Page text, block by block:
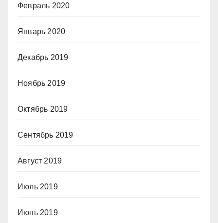
Февраль 2020
Январь 2020
Декабрь 2019
Ноябрь 2019
Октябрь 2019
Сентябрь 2019
Август 2019
Июль 2019
Июнь 2019